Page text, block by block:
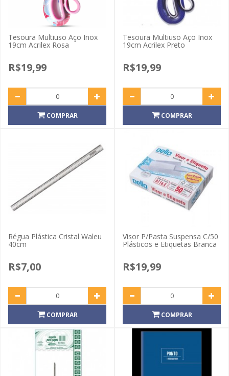
Tesoura Multiuso Aço Inox
19cm Acrilex Rosa
R$19,99
COMPRAR
Tesoura Multiuso Aço Inox
19cm Acrilex Preto
R$19,99
COMPRAR
Régua Plástica Cristal Waleu
40cm
R$7,00
COMPRAR
Visor P/Pasta Suspensa C/50
Plásticos e Etiquetas Branca
R$19,99
COMPRAR